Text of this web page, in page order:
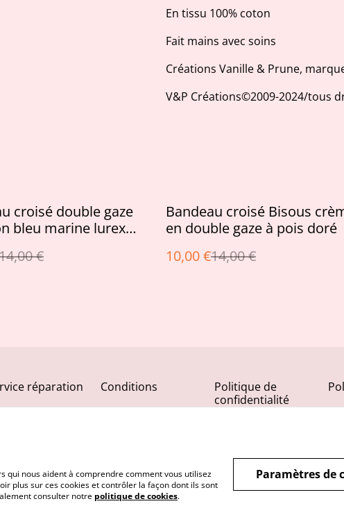
En tissu 100% coton
Fait mains avec soins
Créations Vanille & Prune,
V&P Créations©2009-2024/tous
croisé double gaze
bleu marine lurex
€
%
Bandeau croisé Bisous
en double gaze à pois doré
10,00 €14,00 €
réparation Conditions
Politique de
confidentialité
qui nous aident à comprendre comment vous utilisez
plus sur ces cookies et contrôler la façon dont ils sont
consulter notre politique de cookies.
Paramètres de